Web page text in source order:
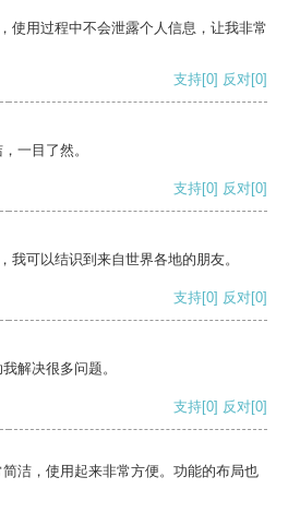
使用过程中不会泄露个人信息，让我非常
支持[0] 反对[0]
一目了然。
支持[0] 反对[0]
我可以结识到来自世界各地的朋友。
支持[0] 反对[0]
解决很多问题。
支持[0] 反对[0]
洁，使用起来非常方便。功能的布局也